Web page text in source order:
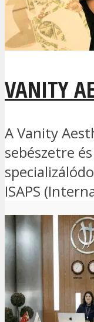
VANITY
A Vanity
sebészetre
ISAPS